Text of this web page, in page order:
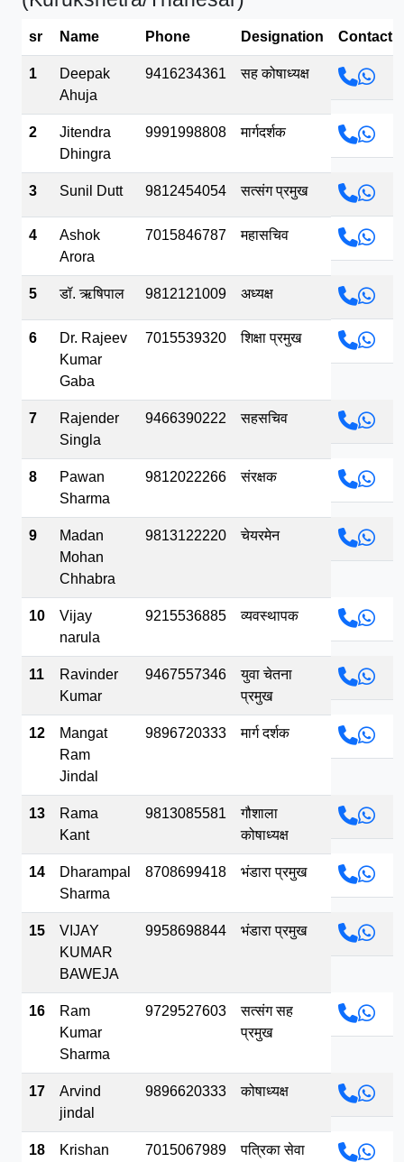
sr Name Phone Designation Contact
1
Deepak
Ahuja
9416234361 सह कोषाध्यक्ष
2
Jitendra
Dhingra
9991998808 मार्गदर्शक
3 Sunil Dutt 9812454054 सत्संग प्रमुख
4
Ashok
Arora
7015846787 महासचिव
5 डॉ. ऋषिपाल 9812121009 अध्यक्ष
6
Dr. Rajeev
Kumar
Gaba
7015539320 शिक्षा प्रमुख
7
Rajender
Singla
9466390222 सहसचिव
8
Pawan
Sharma
9812022266 संरक्षक
9
Madan
Mohan
Chhabra
9813122220 चेयरमेन
10
Vijay
narula
9215536885 व्यवस्थापक
11
Ravinder
Kumar
9467557346
युवा चेतना
प्रमुख
12
Mangat
Ram
Jindal
9896720333 मार्ग दर्शक
13
Rama
Kant
9813085581
गौशाला
कोषाध्यक्ष
14
Dharampal
Sharma
8708699418 भंडारा प्रमुख
15
VIJAY
KUMAR
BAWEJA
9958698844 भंडारा प्रमुख
16
Ram
Kumar
Sharma
9729527603
सत्संग सह
प्रमुख
17
Arvind
jindal
9896620333 कोषाध्यक्ष
18
Krishan
7015067989
पत्रिका सेवा